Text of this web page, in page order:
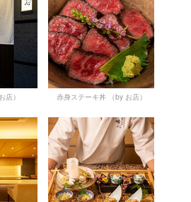
店） 赤身ステーキ丼 （by お店）